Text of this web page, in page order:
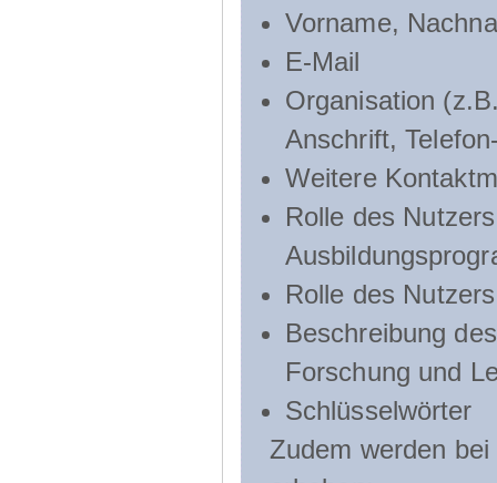
Vorname,
E-Mail
Organisation
Anschrift,
Weitere
Rolle des
Rolle des
Beschreibung
Forschung und
Schlüsselwörter
Zudem werden